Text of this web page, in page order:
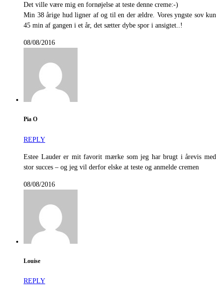
Det ville være mig en fornøjelse at teste denne creme:-)
Min 38 årige hud ligner af og til en der ældre. Vores yngste sov kun
45 min af gangen i et år, det sætter dybe spor i ansigtet..!
08/08/2016
Pia O
REPLY
Estee Lauder er mit favorit mærke som jeg har brugt i årevis med
stor succes – og jeg vil derfor elske at teste og anmelde cremen
08/08/2016
Louise
REPLY